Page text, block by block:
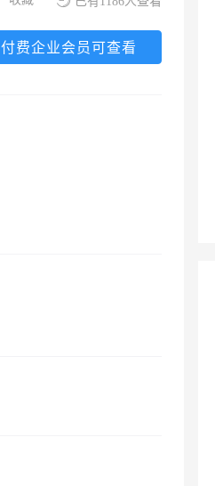
付费企业会员可查看